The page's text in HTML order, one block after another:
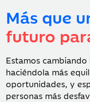
Más que
futuro
Estamos
haciéndola más
oportunidades, y
personas más